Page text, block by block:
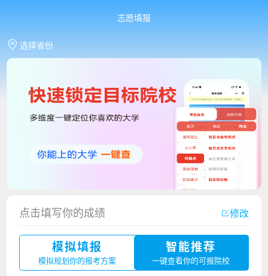
志愿填报
选择省份
点击填写你的成绩 修改
模拟填报
模拟规划你的报考方案
智能推荐
一键查看你的可报院校
厦门大学嘉庚学院2023年艺术类招生简章